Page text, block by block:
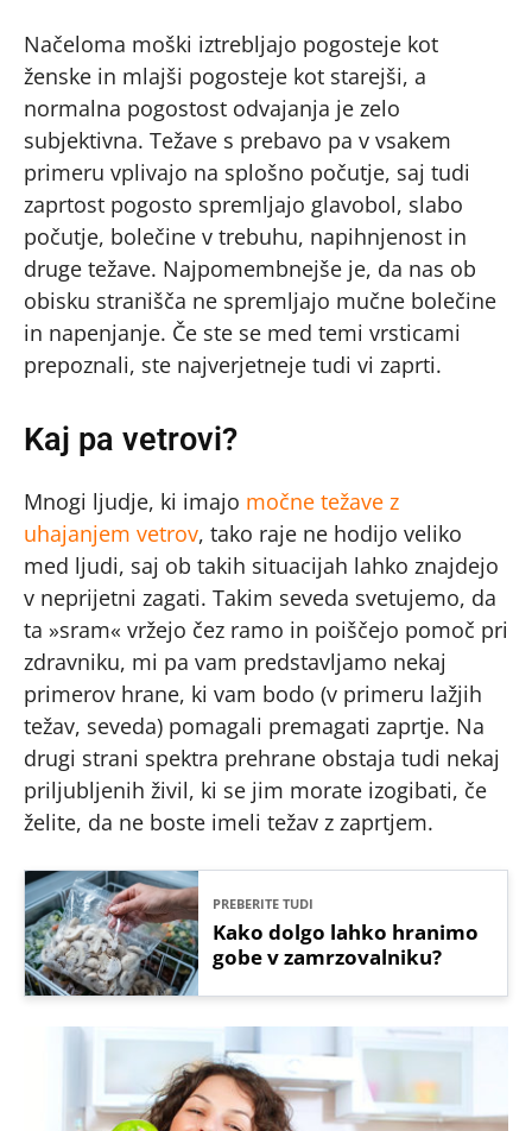
Načeloma moški iztrebljajo pogosteje kot
ženske in mlajši pogosteje kot starejši, a
normalna pogostost odvajanja je zelo
subjektivna. Težave s prebavo pa v vsakem
primeru vplivajo na splošno počutje, saj tudi
zaprtost pogosto spremljajo glavobol, slabo
počutje, bolečine v trebuhu, napihnjenost in
druge težave. Najpomembnejše je, da nas ob
obisku stranišča ne spremljajo mučne bolečine
in napenjanje. Če ste se med temi vrsticami
prepoznali, ste najverjetneje tudi vi zaprti.
Kaj pa vetrovi?
Mnogi ljudje, ki imajo močne težave z
uhajanjem vetrov, tako raje ne hodijo veliko
med ljudi, saj ob takih situacijah lahko znajdejo
v neprijetni zagati. Takim seveda svetujemo, da
ta »sram« vržejo čez ramo in poiščejo pomoč pri
zdravniku, mi pa vam predstavljamo nekaj
primerov hrane, ki vam bodo (v primeru lažjih
težav, seveda) pomagali premagati zaprtje. Na
drugi strani spektra prehrane obstaja tudi nekaj
priljubljenih živil, ki se jim morate izogibati, če
želite, da ne boste imeli težav z zaprtjem.
PREBERITE TUDI
Kako dolgo lahko hranimo
gobe v zamrzovalniku?